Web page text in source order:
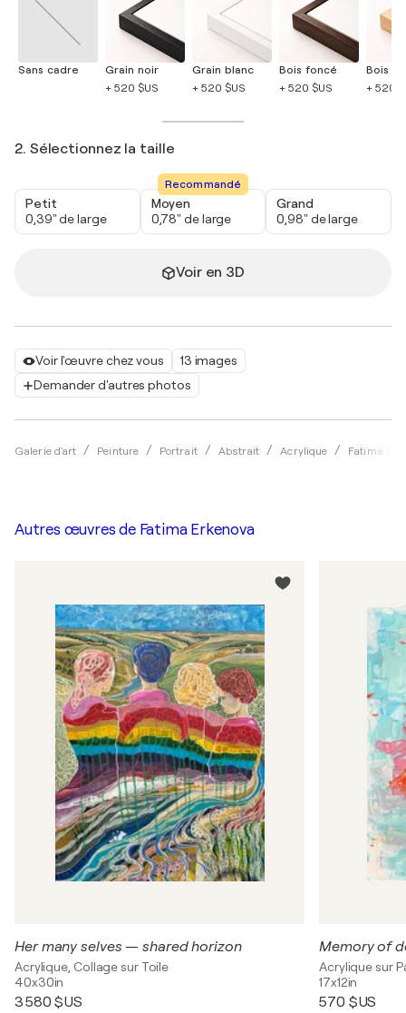
Voir l'œuvre chez vous
13 images
Demander d'autres photos
Galerie d'art Peinture Portrait Abstrait Acrylique Fatima
Sans cadre
Grain noir
+ 520 $US
Grain blanc
+ 520 $US
Bois foncé
+ 520 $US
Bois
+ 520
2. Sélectionnez la taille
Petit
0,39" de large
Recommandé
Moyen
0,78" de large
Grand
0,98" de large
Voir en 3D
Autres œuvres de Fatima Erkenova
Her many selves — shared horizon
Acrylique, Collage sur Toile
40x30in
3 580 $US
Memory of
Acrylique sur
17x12in
570 $US